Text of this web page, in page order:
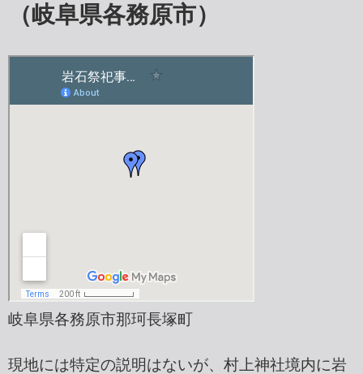
（岐阜県各務原市）
岐阜県各務原市那珂長塚町
現地には特定の説明はないが、村上神社境内に岩